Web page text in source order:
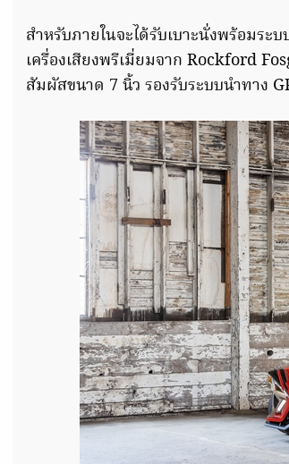
สำหรับภายในจะได้รับเบาะนั่งพร้อมร
เครื่องเสียงพรีเมี่ยมจาก Rockford
สัมผัสขนาด 7 นิ้ว รองรับระบบนำทาง